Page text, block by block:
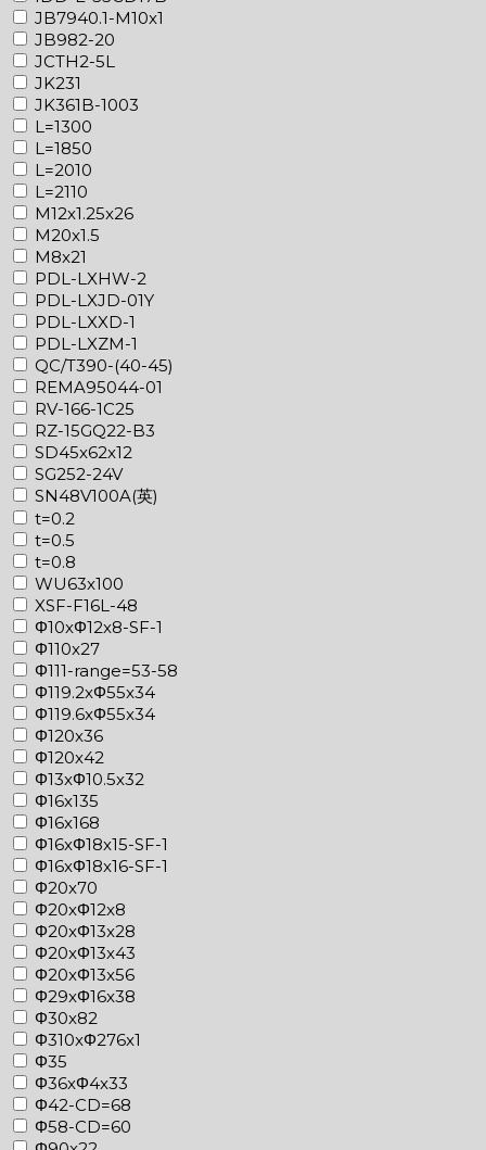
JB7940.1-M10x1
JB982-20
JCTH2-5L
JK231
JK361B-1003
L=1300
L=1850
L=2010
L=2110
M12x1.25x26
M20x1.5
M8x21
PDL-LXHW-2
PDL-LXJD-01Y
PDL-LXXD-1
PDL-LXZM-1
QC/T390-(40-45)
REMA95044-01
RV-166-1C25
RZ-15GQ22-B3
SD45x62x12
SG252-24V
SN48V100A(英)
t=0.2
t=0.5
t=0.8
WU63x100
XSF-F16L-48
Φ10xΦ12x8-SF-1
Φ110x27
Φ111-range=53-58
Φ119.2xΦ55x34
Φ119.6xΦ55x34
Φ120x36
Φ120x42
Φ13xΦ10.5x32
Φ16x135
Φ16x168
Φ16xΦ18x15-SF-1
Φ16xΦ18x16-SF-1
Φ20x70
Φ20xΦ12x8
Φ20xΦ13x28
Φ20xΦ13x43
Φ20xΦ13x56
Φ29xΦ16x38
Φ30x82
Φ310xΦ276x1
Φ35
Φ36xΦ4x33
Φ42-CD=68
Φ58-CD=60